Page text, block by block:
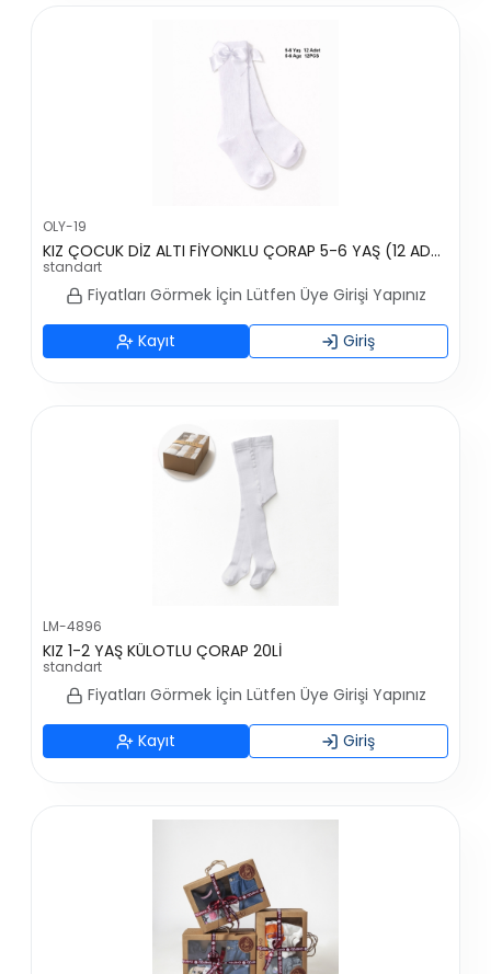
OLY-19
KIZ ÇOCUK DİZ ALTI FİYONKLU ÇORAP 5-6 YAŞ (12 ADET)
standart
Fiyatları Görmek İçin Lütfen Üye Girişi Yapınız
Kayıt Giriş
LM-4896
KIZ 1-2 YAŞ KÜLOTLU ÇORAP 20Lİ
standart
Fiyatları Görmek İçin Lütfen Üye Girişi Yapınız
Kayıt Giriş